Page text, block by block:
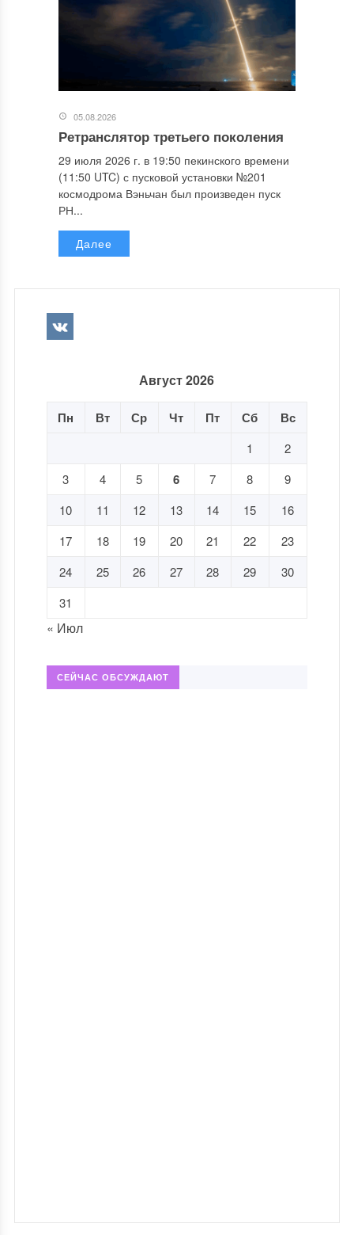
05.08.2026
Ретранслятор третьего поколения
29 июля 2026 г. в 19:50 пекинского времени
(11:50 UTC) с пусковой установки №201
космодрома Вэньчан был произведен пуск
РН...
Далее
Август 2026
Пн Вт Ср Чт Пт Сб Вс
1
2
3
4 5 6 7 8
9
10
11 12 13 14 15
16
17
18 19 20 21 22
23
24
25 26 27 28 29
30
31
« Июл
СЕЙЧАС ОБСУЖДАЮТ